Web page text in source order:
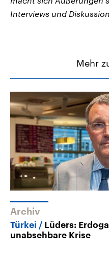
Interviews und
Mehr
Archiv
Türkei
Lüders:
unabsehbare Krise